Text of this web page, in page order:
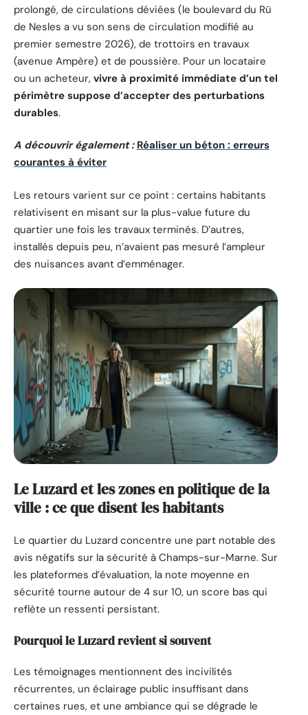
prolongé, de circulations déviées (le boulevard du Rû
de Nesles a vu son sens de circulation modifié au
premier semestre 2026), de trottoirs en travaux
(avenue Ampère) et de poussière. Pour un locataire
ou un acheteur, vivre à proximité immédiate d’un tel
périmètre suppose d’accepter des perturbations
durables.
A découvrir également : Réaliser un béton : erreurs
courantes à éviter
Les retours varient sur ce point : certains habitants
relativisent en misant sur la plus-value future du
quartier une fois les travaux terminés. D’autres,
installés depuis peu, n’avaient pas mesuré l’ampleur
des nuisances avant d’emménager.
Le Luzard et les zones en politique de la
ville : ce que disent les habitants
Le quartier du Luzard concentre une part notable des
avis négatifs sur la sécurité à Champs-sur-Marne. Sur
les plateformes d’évaluation, la note moyenne en
sécurité tourne autour de 4 sur 10, un score bas qui
reflète un ressenti persistant.
Pourquoi le Luzard revient si souvent
Les témoignages mentionnent des incivilités
récurrentes, un éclairage public insuffisant dans
certaines rues, et une ambiance qui se dégrade le